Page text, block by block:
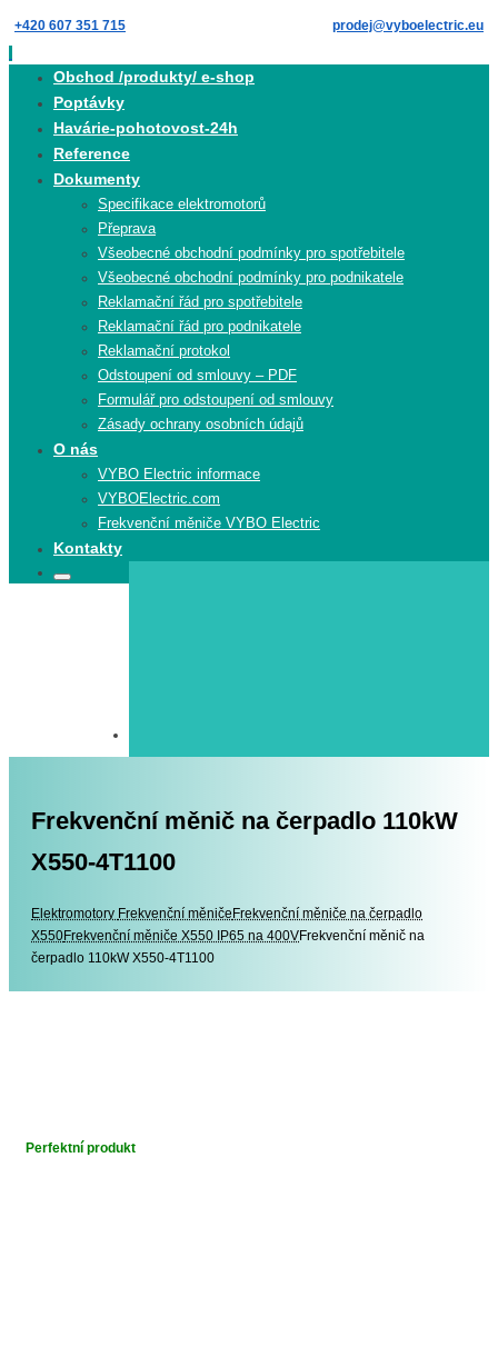
Skip
to
content
+420 607 351 715 prodej@vyboelectric.eu
Obchod /produkty/ e-shop
Poptávky
Havárie-pohotovost-24h
Reference
Dokumenty
Specifikace elektromotorů
Přeprava
Všeobecné obchodní podmínky pro spotřebitele
Všeobecné obchodní podmínky pro podnikatele
Reklamační řád pro spotřebitele
Reklamační řád pro podnikatele
Reklamační protokol
Odstoupení od smlouvy – PDF
Formulář pro odstoupení od smlouvy
Zásady ochrany osobních údajů
O nás
VYBO Electric informace
VYBOElectric.com
Frekvenční měniče VYBO Electric
Kontakty
Search
Search
Frekvenční měnič na čerpadlo 110kW
X550-4T1100
Elektromotory Elektromotory
Frekvenční měniče Frekvenční měniče na čerpadlo
X550Frekvenční měniče X550 IP65 na 400VFrekvenční měnič na
čerpadlo 110kW X550-4T1100
Perfektní produkt